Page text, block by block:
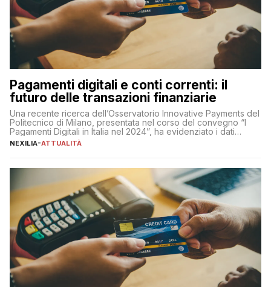
Pagamenti digitali e conti correnti: il
futuro delle transazioni finanziarie
Una recente ricerca dell’Osservatorio Innovative Payments del
Politecnico di Milano, presentata nel corso del convegno “I
Pagamenti Digitali in Italia nel 2024”, ha evidenziato i dati
definitivi del primo semestre 2024 relativamente alle
NEXILIA-ATTUALITÀ